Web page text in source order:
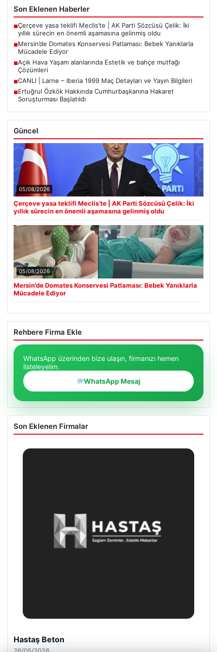
Son Eklenen Haberler
■Çerçeve yasa teklifi Meclis’te | AK Parti Sözcüsü Çelik: İki
yıllık sürecin en önemli aşamasına gelinmiş oldu
■Mersin’de Domates Konservesi Patlaması: Bebek Yanıklarla
Mücadele Ediyor
■Açık Hava Yaşam alanlarında Estetik ve bahçe mutfağı
Çözümleri
■CANLI | Larne – Iberia 1999 Maç Detayları ve Yayın Bilgileri
■Ertuğrul Özkök Hakkında Cumhurbaşkanına Hakaret
Soruşturması Başlatıldı
Güncel
05/08/2026
Çerçeve yasa teklifi Meclis’te | AK Parti Sözcüsü Çelik: İki
yıllık sürecin en önemli aşamasına gelinmiş oldu
05/08/2026
Mersin’de Domates Konservesi Patlaması: Bebek Yanıklarla
Mücadele Ediyor
Rehbere Firma Ekle
WhatsApp üzerinden bize ulaşın, firmanızı hemen
listeleyelim.
WhatsApp Mesaj
Son Eklenen Firmalar
Enes Kaplan Avukatlık Bürosu